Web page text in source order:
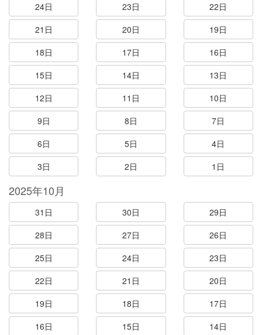
24日
23日
22日
21日
20日
19日
18日
17日
16日
15日
14日
13日
12日
11日
10日
9日
8日
7日
6日
5日
4日
3日
2日 1日
2025年10月
31日 30日
29日
28日
27日
26日
25日
24日
23日
22日
21日
20日
19日
18日
17日
16日
15日
14日